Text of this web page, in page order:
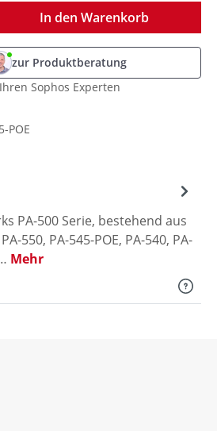
Gib den gewünschten
In den Warenkorb
zur Produktberatung
Sophos Experten
POE
PA-500 Serie, bestehend aus
550, PA-545-POE, PA-540, PA-
Mehr